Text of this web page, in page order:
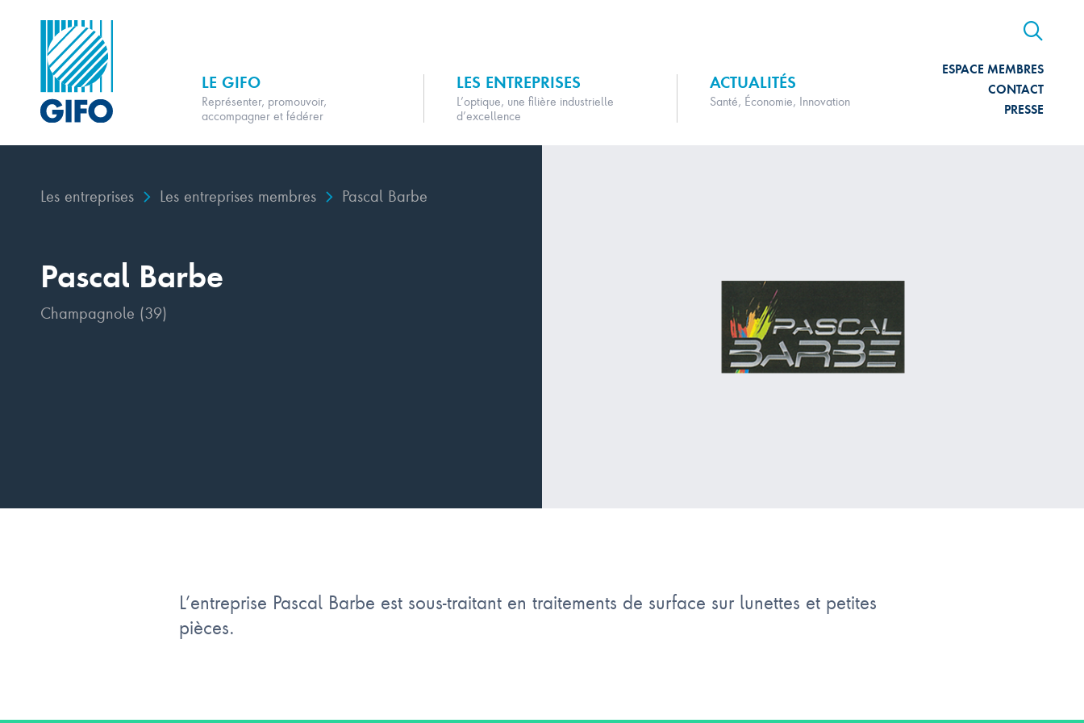
LE GIFO
Représenter, promouvoir,
accompagner et fédérer
LES ENTREPRISES
L’optique, une filière industrielle
d’excellence
ACTUALITÉS
Santé, Économie, Innovation
ESPACE MEMBRES
CONTACT
PRESSE
Les entreprises Les entreprises membres Pascal Barbe
Pascal Barbe
Champagnole (39)
L’entreprise Pascal Barbe est sous-traitant en traitements de surface sur lunettes et petites
pièces.